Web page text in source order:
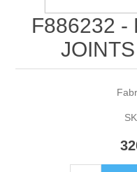
F886232 -